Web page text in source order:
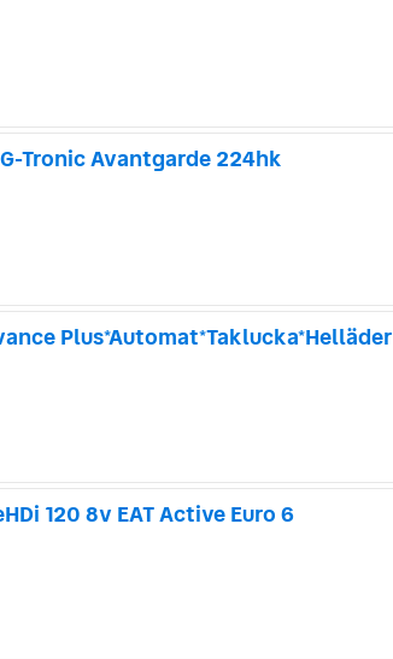
Tronic Avantgarde 224hk
Plus*Automat*Taklucka*Helläder
120 8v EAT Active Euro 6